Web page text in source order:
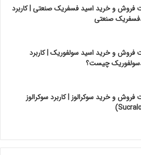
فروش و خرید اسید فسفریک صنعتی | کاربرد
صنعتی
فروش و خرید اسید سولفوریک | کاربرد
چیست؟
فروش و خرید سوکرالوز | کاربرد سوکرالوز